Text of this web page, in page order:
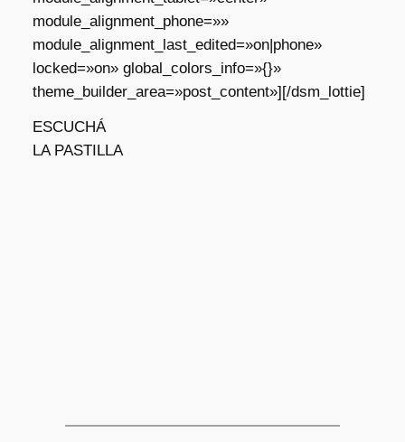
module_alignment_phone=»»
module_alignment_last_edited=»on|phone»
locked=»on» global_colors_info=»{}»
theme_builder_area=»post_content»][/dsm_lottie]
ESCUCHÁ
LA PASTILLA